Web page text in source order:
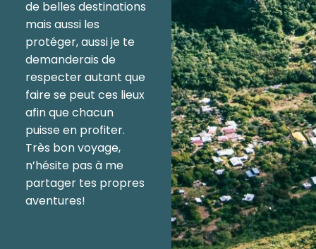
de belles destinations
mais aussi les
protéger, aussi je te
demanderais de
respecter autant que
faire se peut ces lieux
afin que chacun
puisse en profiter.
Très bon voyage,
n’hésite pas à me
partager tes propres
aventures!